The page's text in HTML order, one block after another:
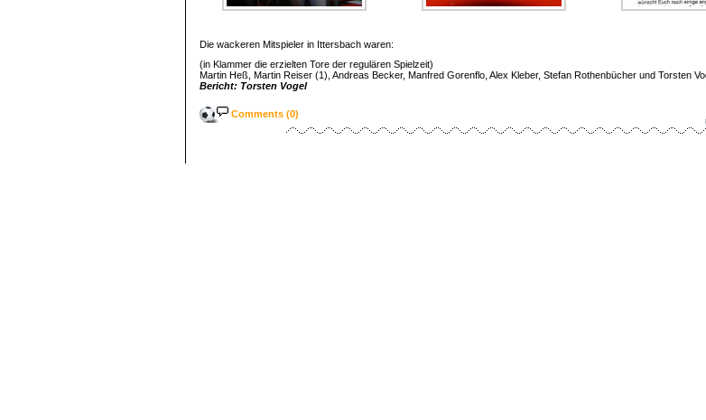
Die wackeren Mitspieler in Ittersbach waren:
(in Klammer die erzielten Tore der regulären Spielzeit)
Martin Heß, Martin Reiser (1), Andreas Becker, Manfred Gorenflo, Alex Kleber, Stefan Rothenbücher und Torsten
Bericht: Torsten Vogel
Comments (0)